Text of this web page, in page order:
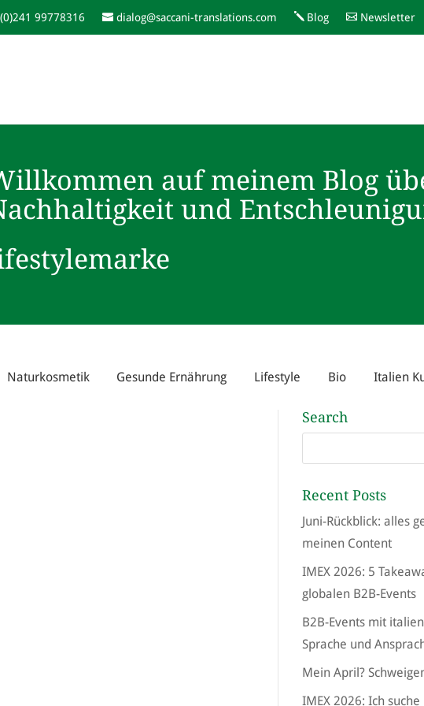
99778316 dialog@saccani-translations.com Blog Newsletter
auf meinem Blog
und
Naturkosmetik Gesunde Ernährung Lifestyle Bio Italien
Search
Recent Posts
Juni-Rückblick: alles
meinen Content
IMEX 2026: 5
globalen B2B-Events
B2B-Events mit
Sprache und
Mein April?
IMEX 2026: Ich